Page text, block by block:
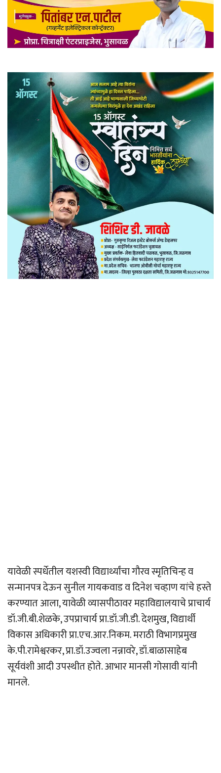
यावेळी स्पर्धेतील यशस्वी विद्यार्थ्यांचा गौरव स्मृतिचिन्ह व
सन्मानपत्र देऊन सुनील गायकवाड व दिनेश चव्हाण यांचे हस्ते
करण्यात आला, यावेळी व्यासपीठावर महाविद्यालयाचे प्राचार्य
डॉ.जी.बी.शेळके, उपप्राचार्य प्रा.डॉ.जी.डी. देशमुख, विद्यार्थी
विकास अधिकारी प्रा.एच.आर.निकम. मराठी विभागप्रमुख
के.पी.रामेश्वरकर, प्रा.डॉ.उज्वला नन्नावरे, डॉ.बाळासाहेब
सूर्यवंशी आदी उपस्थीत होते. आभार मानसी गोसावी यांनी
मानले.